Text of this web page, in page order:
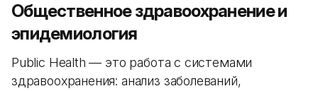
Общественное здравоохранение и
эпидемиология
Public Health — это работа с системами
здравоохранения: анализ заболеваний,